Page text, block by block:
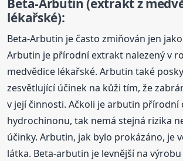
Beta-Arbutin (extrakt z
lékařské):
Beta-Arbutin je často zmiňován jen
Arbutin je přírodní extrakt nalezený v
medvědice lékařské. Arbutin také
zesvětlující účinek na kůži tím, že
v její činnosti. Ačkoli je arbutin přírodní
hydrochinonu, tak nemá stejná rizika
účinky. Arbutin, jak bylo prokázáno, je
látka. Beta-arbutin je levnější na